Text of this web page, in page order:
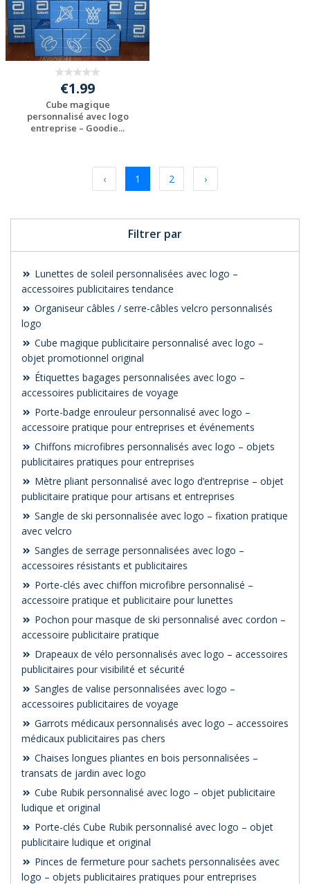
Filtrer par
Lunettes de soleil personnalisées avec logo –
accessoires publicitaires tendance
Organiseur câbles / serre-câbles velcro personnalisés
logo
Cube magique publicitaire personnalisé avec logo –
objet promotionnel original
Étiquettes bagages personnalisées avec logo –
accessoires publicitaires de voyage
Porte-badge enrouleur personnalisé avec logo –
accessoire pratique pour entreprises et événements
Chiffons microfibres personnalisés avec logo – objets
publicitaires pratiques pour entreprises
Mètre pliant personnalisé avec logo d’entreprise – objet
publicitaire pratique pour artisans et entreprises
Sangle de ski personnalisée avec logo – fixation pratique
avec velcro
Sangles de serrage personnalisées avec logo –
accessoires résistants et publicitaires
Porte-clés avec chiffon microfibre personnalisé –
accessoire pratique et publicitaire pour lunettes
Pochon pour masque de ski personnalisé avec cordon –
accessoire publicitaire pratique
Drapeaux de vélo personnalisés avec logo – accessoires
publicitaires pour visibilité et sécurité
Sangles de valise personnalisées avec logo –
accessoires publicitaires de voyage
Garrots médicaux personnalisés avec logo – accessoires
médicaux publicitaires pas chers
Chaises longues pliantes en bois personnalisées –
transats de jardin avec logo
Cube Rubik personnalisé avec logo – objet publicitaire
ludique et original
Porte-clés Cube Rubik personnalisé avec logo – objet
publicitaire ludique et original
Pinces de fermeture pour sachets personnalisées avec
logo – objets publicitaires pratiques pour entreprises
€1.99
Cube magique
personnalisé avec logo
entreprise – Goodie...
‹
1 2 ›